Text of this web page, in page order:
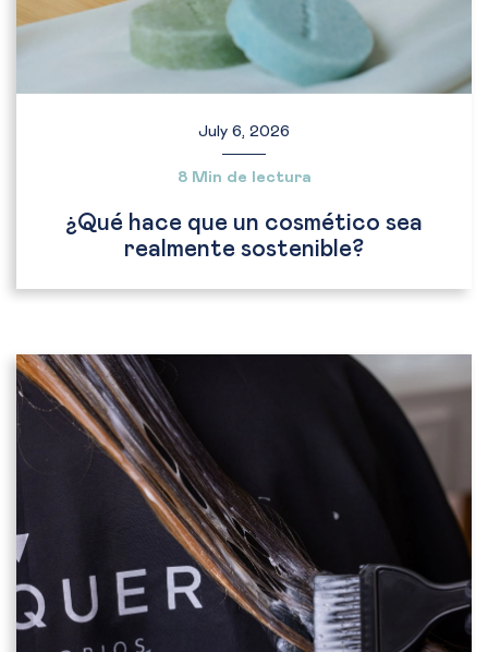
July 6, 2026
8 Min de lectura
¿Qué hace que un cosmético sea
realmente sostenible?